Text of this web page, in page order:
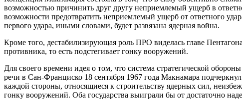
возможностью причинить друг другу неприемлемый ущерб в
возможности предотвратить неприемлемый ущерб от ответного
первого удара, иными словами, будет развязана ядерная война.
Кроме того, дестабилизирующая роль ПРО виделась главе
противника, то есть подстегивает гонку вооружений.
Для своего времени идея о том, что система стратегической
речи в Сан-Франциско 18 сентября 1967 года Макнамара
каждой стороны, относящиеся к строительству ядерных сил,
гонку вооружений. Оба государства выиграли бы от достаточно